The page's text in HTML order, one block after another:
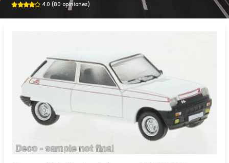
4.0 (80 opiniones)